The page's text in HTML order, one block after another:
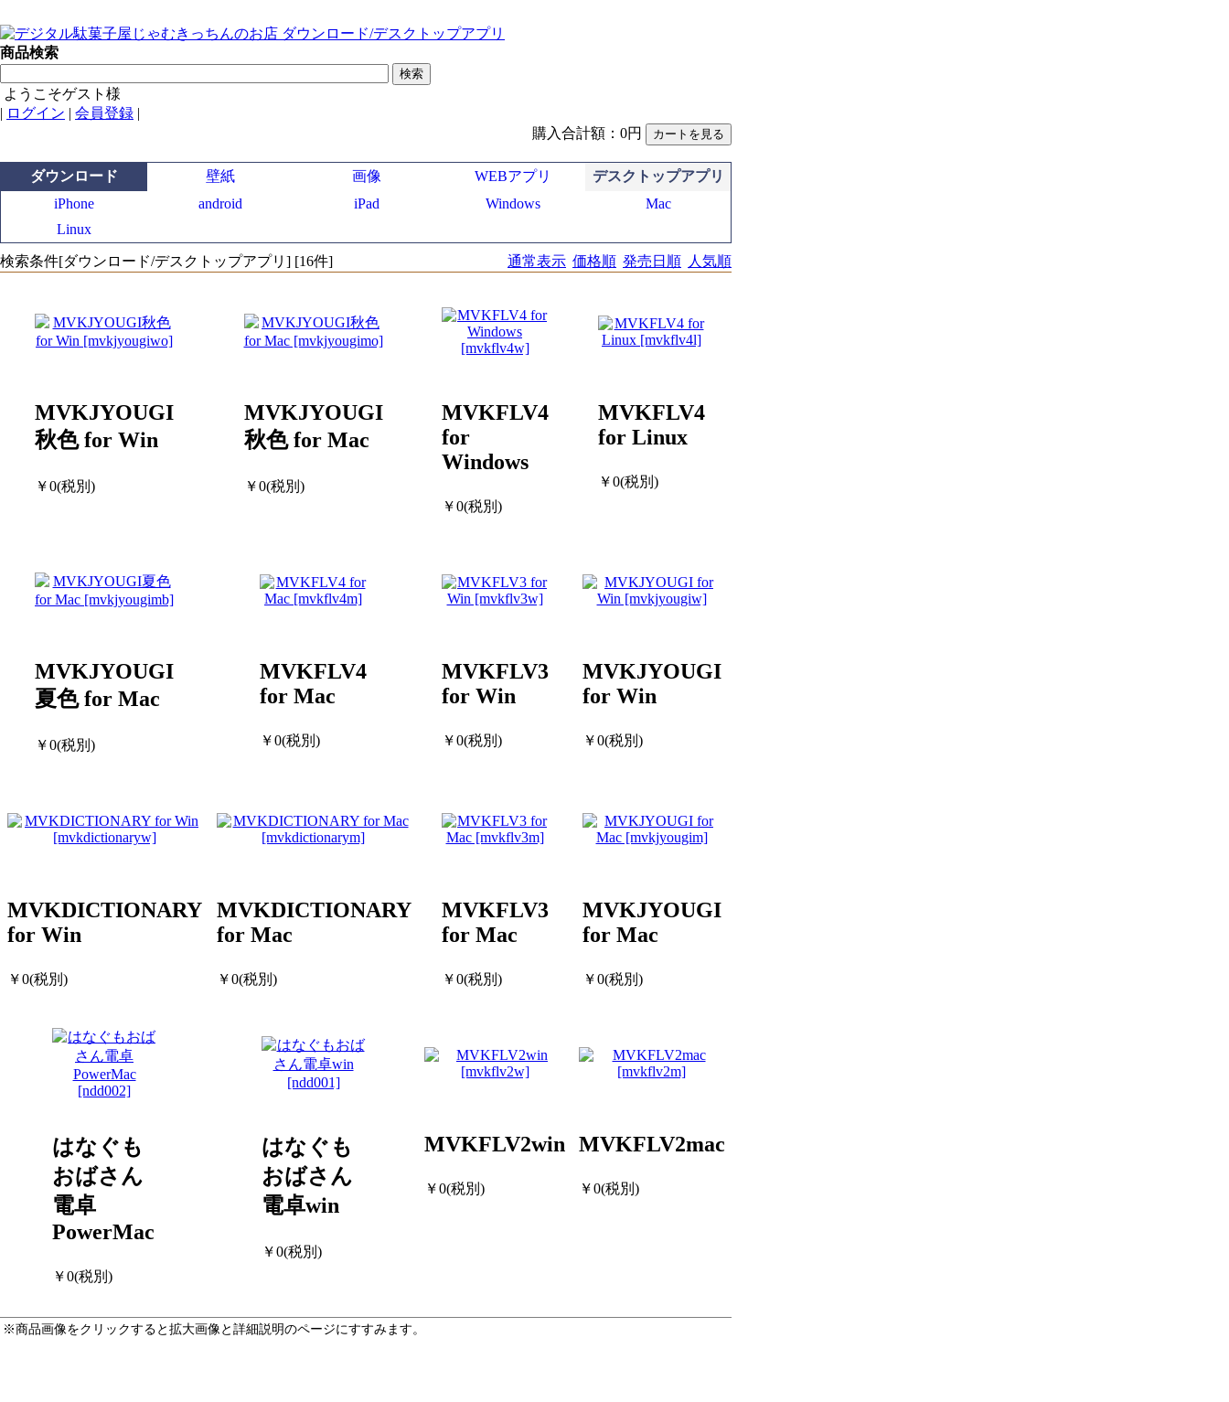
商品検索
ようこそゲスト様
| ログイン | 会員登録 |
購入合計額：0円
ダウンロード 壁紙 画像 WEBアプリ
デスクトップアプリ
iPhone
android iPad Windows
Mac
Linux
検索条件[ダウンロード/デスクトップアプリ] [16件] 通常表示 価格順 発売日順 人気順
MVKJYOUGI
秋色 for Win
￥0(税別)
MVKJYOUGI
秋色 for Mac
￥0(税別)
MVKFLV4
for
Windows
￥0(税別)
MVKFLV4
for Linux
￥0(税別)
MVKJYOUGI
夏色 for Mac
￥0(税別)
MVKFLV4
for Mac
￥0(税別)
MVKFLV3
for Win
￥0(税別)
MVKJYOUGI
for Win
￥0(税別)
MVKDICTIONARY
for Win
￥0(税別)
MVKDICTIONARY
for Mac
￥0(税別)
MVKFLV3
for Mac
￥0(税別)
MVKJYOUGI
for Mac
￥0(税別)
はなぐも
おばさん
電卓
PowerMac
￥0(税別)
はなぐも
おばさん
電卓win
￥0(税別)
MVKFLV2win
￥0(税別)
MVKFLV2mac
￥0(税別)
※商品画像をクリックすると拡大画像と詳細説明のページにすすみます。